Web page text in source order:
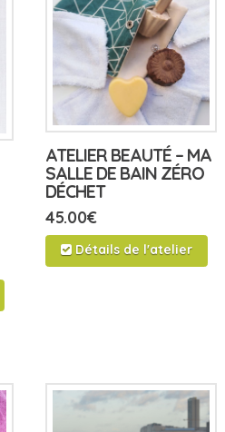
ATELIER BEAUTÉ – MA
SALLE DE BAIN ZÉRO
DÉCHET
45.00€
Détails de l'atelier